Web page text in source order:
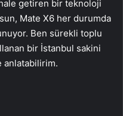
getiren bir teknoloji
Mate X6 her durumda
Ben sürekli toplu
bir İstanbul sakini
anlatabilirim.